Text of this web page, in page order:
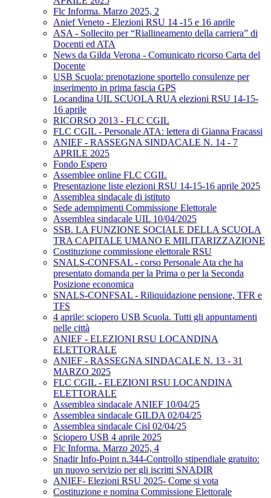
Flc Informa. Marzo 2025, 2
Anief Veneto - Elezioni RSU 14 -15 e 16 aprile
ASA - Sollecito per “Riallineamento della carriera” di
Docenti ed ATA
News da Gilda Verona - Comunicato ricorso Carta del
Docente
USB Scuola: prenotazione sportello consulenze per
inserimento in prima fascia GPS
Locandina UIL SCUOLA RUA elezioni RSU 14-15-
16 aprile
RICORSO 2013 - FLC CGIL
FLC CGIL - Personale ATA: lettera di Gianna Fracassi
ANIEF - RASSEGNA SINDACALE N. 14 - 7
APRILE 2025
Fondo Espero
Assemblee online FLC CGIL
Presentazione liste elezioni RSU 14-15-16 aprile 2025
Assemblea sindacale di istituto
Sede adempimenti Commissione Elettorale
Assemblea sindacale UIL 10/04/2025
SSB. LA FUNZIONE SOCIALE DELLA SCUOLA
TRA CAPITALE UMANO E MILITARIZZAZIONE
Costituzione commissione elettorale RSU
SNALS-CONFSAL - corso Personale Ata che ha
presentato domanda per la Prima o per la Seconda
Posizione economica
SNALS-CONFSAL - Riliquidazione pensione, TFR e
TFS
4 aprile: sciopero USB Scuola. Tutti gli appuntamenti
nelle città
ANIEF - ELEZIONI RSU LOCANDINA
ELETTORALE
ANIEF - RASSEGNA SINDACALE N. 13 - 31
MARZO 2025
FLC CGIL - ELEZIONI RSU LOCANDINA
ELETTORALE
Assemblea sindacale ANIEF 10/04/25
Assemblea sindacale GILDA 02/04/25
Assemblea sindacale Cisl 02/04/25
Sciopero USB 4 aprile 2025
Flc Informa. Marzo 2025, 4
Snadir Info-Point n.344-Controllo stipendiale gratuito:
un nuovo servizio per gli iscritti SNADIR
ANIEF- Elezioni RSU 2025- Come si vota
Costituzione e nomina Commissione Elettorale